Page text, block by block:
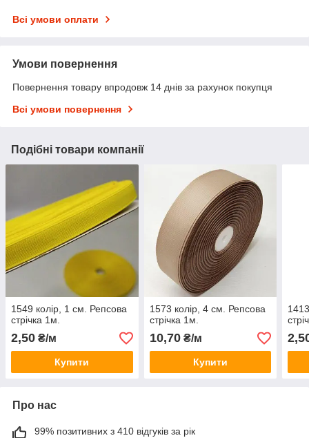
Всі умови оплати
Умови повернення
Повернення товару впродовж 14 днів за рахунок покупця
Всі умови повернення
Подібні товари компанії
1549 колір, 1 см. Репсова
стрічка 1м.
2,50 ₴/м
Купити
1573 колір, 4 см. Репсова
стрічка 1м.
10,70₴/м
Купити
Про нас
99% позитивних з 410 відгуків за рік